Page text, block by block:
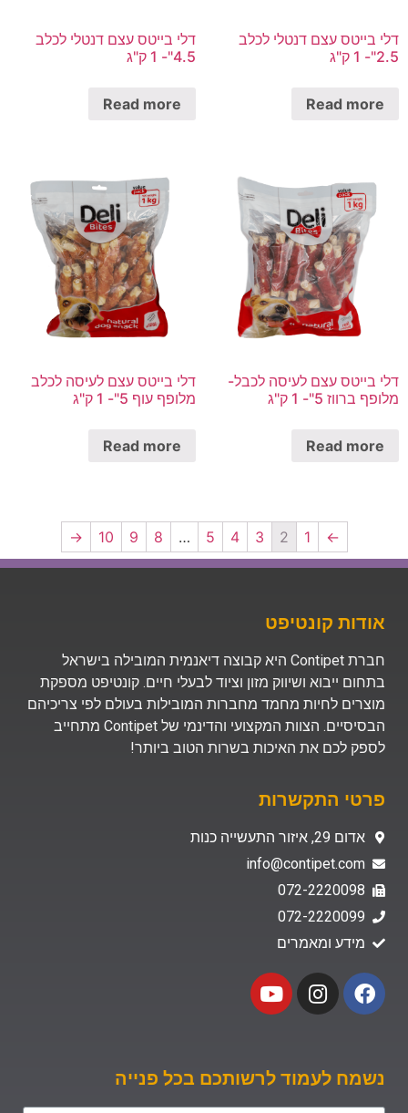
דלי בייטס עצם דנטלי לכלב
2.5"- 1 ק"ג
Read more
דלי בייטס עצם דנטלי לכלב
4.5"- 1 ק"ג
Read more
דלי בייטס עצם לעיסה לכבל-
מלופף ברווז 5"- 1 ק"ג
Read more
דלי בייטס עצם לעיסה לכלב
מלופף עוף 5"- 1 ק"ג
Read more
←
1
2
3
4
5
…
8
9
10
→
אודות קונטיפט
חברת Contipet היא קבוצה דיאנמית המובילה בישראל
בתחום ייבוא ושיווק מזון וציוד לבעלי חיים. קונטיפט מספקת
מוצרים לחיות מחמד מחברות המובילות בעולם לפי צריכיהם
הבסיסיים. הצוות המקצועי והדינמי של Contipet מתחייב
לספק לכם את האיכות בשרות הטוב ביותר!
פרטי התקשרות
אדום 29, איזור התעשייה כנות
info@contipet.com
072-2220098
072-2220099
מידע ומאמרים
נשמח לעמוד לרשותכם בכל פנייה